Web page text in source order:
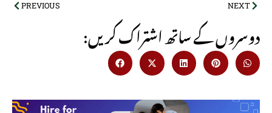
PREVIOUS NEXT
:دوسروں کے ساتھ اشتراک کریں